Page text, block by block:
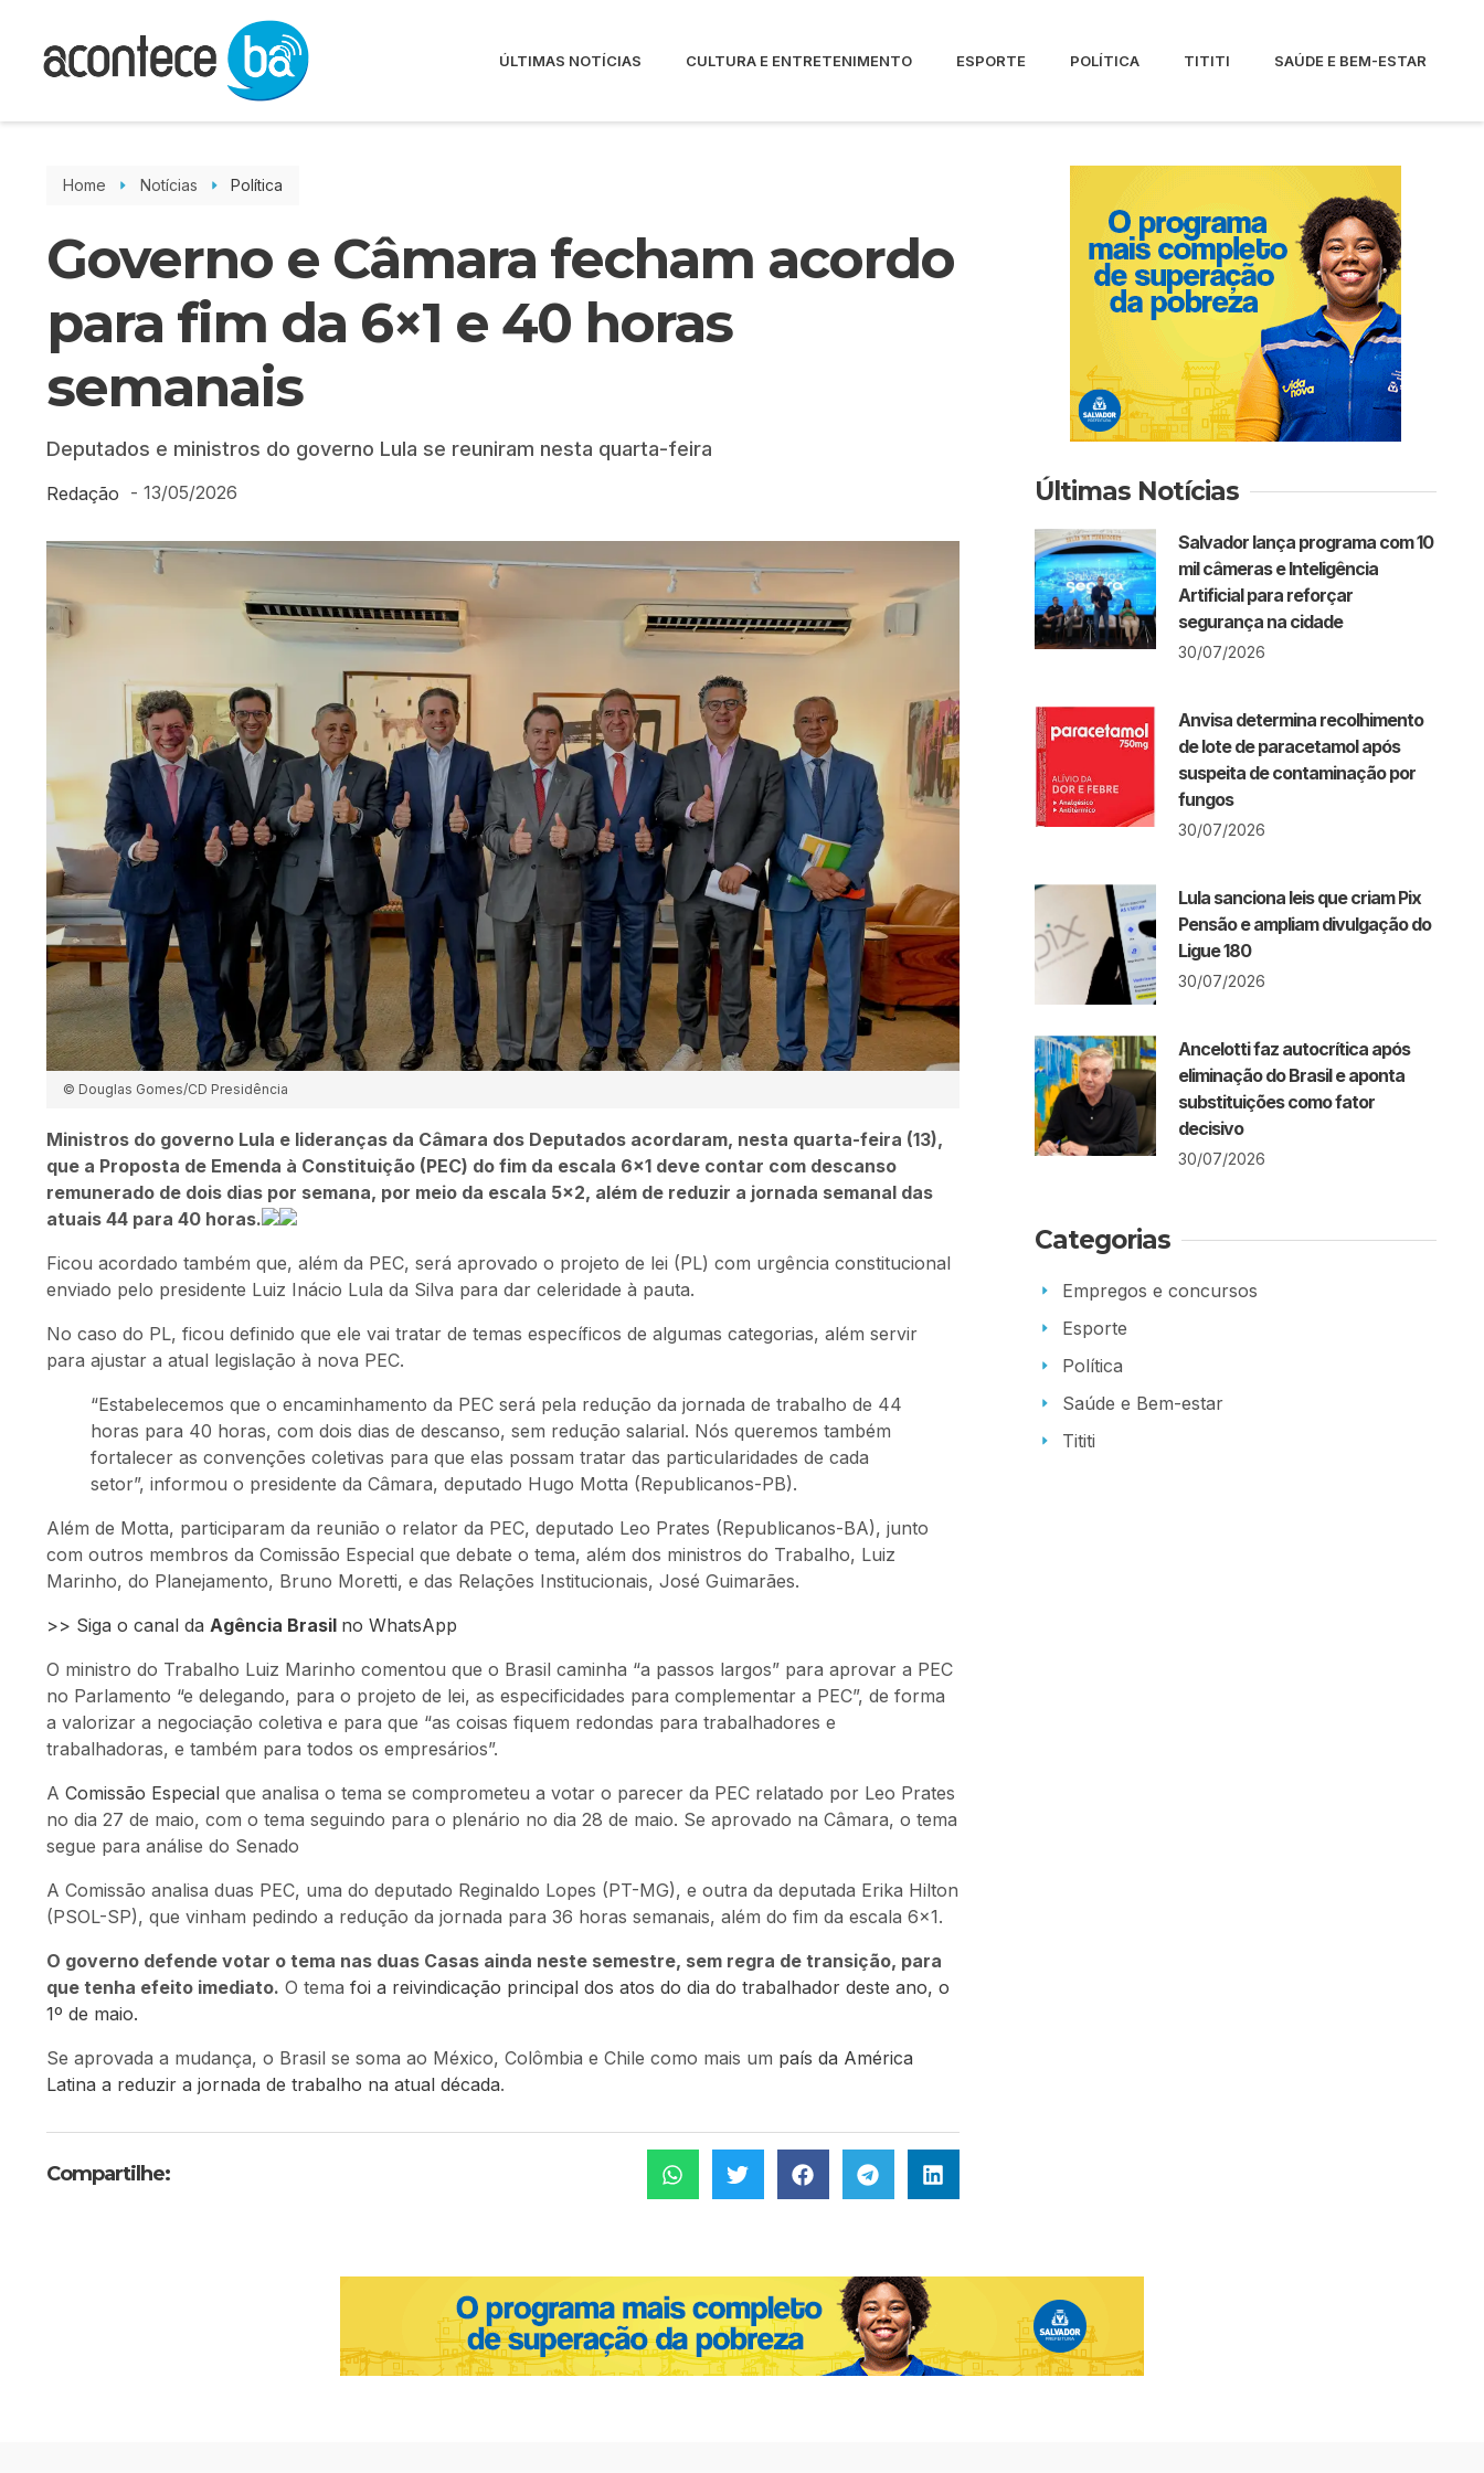
ÚLTIMAS NOTÍCIAS CULTURA E ENTRETENIMENTO ESPORTE POLÍTICA TITITI SAÚDE E BEM-ESTAR
Home Notícias Política
Governo e Câmara fecham acordo
para fim da 6×1 e 40 horas
semanais
Deputados e ministros do governo Lula se reuniram nesta quarta-feira
Redação - 13/05/2026
© Douglas Gomes/CD Presidência
Ministros do governo Lula e lideranças da Câmara dos Deputados acordaram, nesta quarta-feira (13),
que a Proposta de Emenda à Constituição (PEC) do fim da escala 6×1 deve contar com descanso
remunerado de dois dias por semana, por meio da escala 5×2, além de reduzir a jornada semanal das
atuais 44 para 40 horas.
Ficou acordado também que, além da PEC, será aprovado o projeto de lei (PL) com urgência constitucional
enviado pelo presidente Luiz Inácio Lula da Silva para dar celeridade à pauta.
No caso do PL, ficou definido que ele vai tratar de temas específicos de algumas categorias, além servir
para ajustar a atual legislação à nova PEC.
“Estabelecemos que o encaminhamento da PEC será pela redução da jornada de trabalho de 44
horas para 40 horas, com dois dias de descanso, sem redução salarial. Nós queremos também
fortalecer as convenções coletivas para que elas possam tratar das particularidades de cada
setor”, informou o presidente da Câmara, deputado Hugo Motta (Republicanos-PB).
Além de Motta, participaram da reunião o relator da PEC, deputado Leo Prates (Republicanos-BA), junto
com outros membros da Comissão Especial que debate o tema, além dos ministros do Trabalho, Luiz
Marinho, do Planejamento, Bruno Moretti, e das Relações Institucionais, José Guimarães.
>> Siga o canal da Agência Brasil no WhatsApp
O ministro do Trabalho Luiz Marinho comentou que o Brasil caminha “a passos largos” para aprovar a PEC
no Parlamento “e delegando, para o projeto de lei, as especificidades para complementar a PEC”, de forma
a valorizar a negociação coletiva e para que “as coisas fiquem redondas para trabalhadores e
trabalhadoras, e também para todos os empresários”.
A Comissão Especial que analisa o tema se comprometeu a votar o parecer da PEC relatado por Leo Prates
no dia 27 de maio, com o tema seguindo para o plenário no dia 28 de maio. Se aprovado na Câmara, o tema
segue para análise do Senado
A Comissão analisa duas PEC, uma do deputado Reginaldo Lopes (PT-MG), e outra da deputada Erika Hilton
(PSOL-SP), que vinham pedindo a redução da jornada para 36 horas semanais, além do fim da escala 6×1.
O governo defende votar o tema nas duas Casas ainda neste semestre, sem regra de transição, para
que tenha efeito imediato. O tema foi a reivindicação principal dos atos do dia do trabalhador deste ano, o
1º de maio.
Se aprovada a mudança, o Brasil se soma ao México, Colômbia e Chile como mais um país da América
Latina a reduzir a jornada de trabalho na atual década.
Compartilhe:
Últimas Notícias
Salvador lança programa com 10
mil câmeras e Inteligência
Artificial para reforçar
segurança na cidade
30/07/2026
Anvisa determina recolhimento
de lote de paracetamol após
suspeita de contaminação por
fungos
30/07/2026
Lula sanciona leis que criam Pix
Pensão e ampliam divulgação do
Ligue 180
30/07/2026
Ancelotti faz autocrítica após
eliminação do Brasil e aponta
substituições como fator
decisivo
30/07/2026
Categorias
Empregos e concursos
Esporte
Política
Saúde e Bem-estar
Tititi